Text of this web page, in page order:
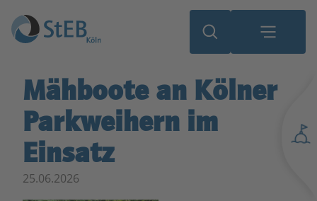
Mähboote an Kölner
Parkweihern im
Einsatz
25.06.2026